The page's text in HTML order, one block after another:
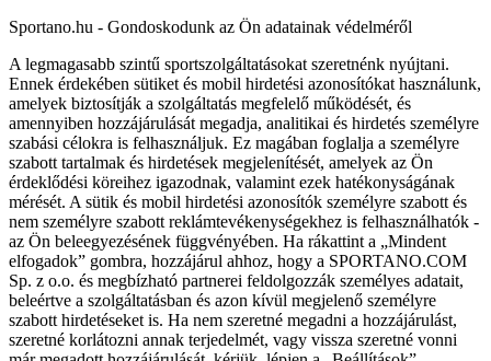
Sportano.hu - Gondoskodunk az Ön adatainak védelméről
A legmagasabb szintű sportszolgáltatásokat szeretnénk nyújtani.
Ennek érdekében sütiket és mobil hirdetési azonosítókat használunk,
amelyek biztosítják a szolgáltatás megfelelő működését, és
amennyiben hozzájárulását megadja, analitikai és hirdetés személyre
szabási célokra is felhasználjuk. Ez magában foglalja a személyre
szabott tartalmak és hirdetések megjelenítését, amelyek az Ön
érdeklődési köreihez igazodnak, valamint ezek hatékonyságának
mérését. A sütik és mobil hirdetési azonosítók személyre szabott és
nem személyre szabott reklámtevékenységekhez is felhasználhatók -
az Ön beleegyezésének függvényében. Ha rákattint a „Mindent
elfogadok” gombra, hozzájárul ahhoz, hogy a SPORTANO.COM
Sp. z o.o. és megbízható partnerei feldolgozzák személyes adatait,
beleértve a szolgáltatásban és azon kívül megjelenő személyre
szabott hirdetéseket is. Ha nem szeretné megadni a hozzájárulást,
szeretné korlátozni annak terjedelmét, vagy vissza szeretné vonni